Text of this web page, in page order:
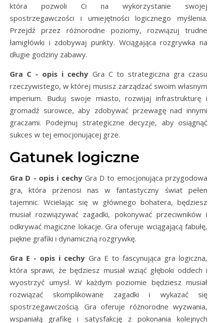
która pozwoli Ci na wykorzystanie swojej
spostrzegawczości i umiejętności logicznego myślenia.
Przejdź przez różnorodne poziomy, rozwiązuj trudne
łamigłówki i zdobywaj punkty. Wciągająca rozgrywka na
długie godziny zabawy.
Gra C - opis i cechy Gra C to strategiczna gra czasu
rzeczywistego, w której musisz zarządzać swoim własnym
imperium. Buduj swoje miasto, rozwijaj infrastrukturę i
gromadź surowce, aby zdobywać przewagę nad innymi
graczami. Podejmuj strategiczne decyzje, aby osiągnąć
sukces w tej emocjonującej grze.
Gatunek logiczne
Gra D - opis i cechyGra D to emocjonująca przygodowa
gra, która przenosi nas w fantastyczny świat pełen
tajemnic. Wcielając się w głównego bohatera, będziesz
musiał rozwiązywać zagadki, pokonywać przeciwników i
odkrywać magiczne lokacje. Gra oferuje wciągającą fabułę,
piękne grafiki i dynamiczną rozgrywkę.
Gra E - opis i cechy Gra E to fascynująca gra logiczna,
która sprawi, że będziesz musiał wziąć głęboki oddech i
wyostrzyć umysł. W każdym poziomie będziesz musiał
rozwiązać skomplikowane zagadki i wykazać się
spostrzegawczością. Gra oferuje różnorodne wyzwania,
wspaniałą grafikę i satysfakcję z pokonania kolejnych